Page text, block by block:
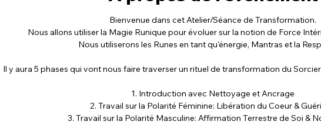
Bienvenue dans cet Atelier/Séance de Transformation.
Nous allons utiliser la Magie Runique pour évoluer sur la notion de Force
Nous utiliserons les Runes en tant qu'énergie, Mantras et la
Il y aura 5 phases qui vont nous faire traverser un rituel de transformation du
1. Introduction avec Nettoyage et Ancrage
2. Travail sur la Polarité Féminine: Libération du Coeur &
3. Travail sur la Polarité Masculine: Affirmation Terrestre de Soi &